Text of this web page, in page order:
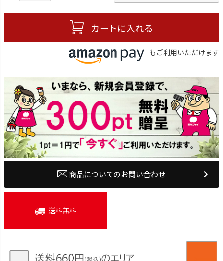
カートに入れる
もご利用いただけます
商品についてのお問い合わせ
送料無料